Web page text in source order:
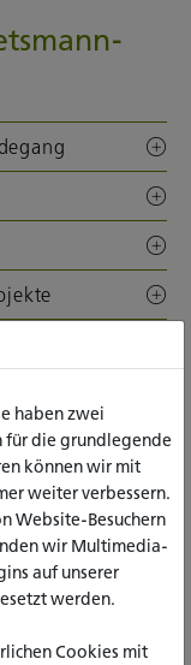
haben zwei
für die grundlegende
können wir mit
weiter verbessern.
Website-Besuchern
wir Multimedia-
auf unserer
werden.
Cookies mit